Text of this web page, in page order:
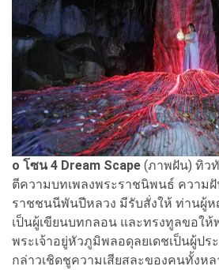
o โซน 4 Dream Scape (ภาพฝัน) ทิว
ตีความบทเพลงพระราชนิพนธ์ ความ
ราชชนนีพันปีหลวง มีรับสั่งให้ ท่านผู้
เป็นผู้เขียนบทกลอน และทรงทูลขอให้
พระเจ้าอยู่หัวภูมิพลอดุลยเดชเป็นผู้ปร
กล่าวเชิดชูความเสียสละของคนทั้งห